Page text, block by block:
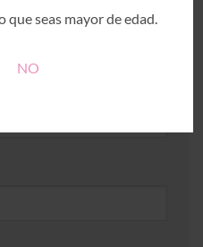
que seas mayor de edad.
NO